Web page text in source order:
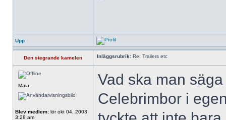
Upp
Den stegrande kamelen Inläggsrubrik: Re: Trailers etc
Maia
Blev medlem: lör okt 04, 2003
3:28 am
Vad ska man
Celebrimbor i